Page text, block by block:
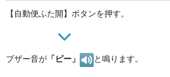
【自動便ふた開】ボタンを押す。
ブザー音が 「ピー」 と鳴ります。